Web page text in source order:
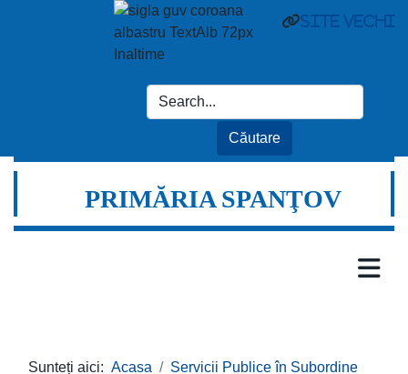
site vechi
PRIMĂRIA SPANŢOV
Sunteți aici: Acasa
Servicii Publice în Subordine